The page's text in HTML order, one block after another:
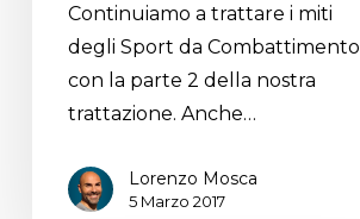
Continuiamo a trattare i miti
degli Sport da Combattimento
con la parte 2 della nostra
trattazione. Anche…
Lorenzo Mosca
5 Marzo 2017